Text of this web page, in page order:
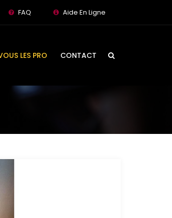
FAQ Aide En Ligne
LES PRO CONTACT